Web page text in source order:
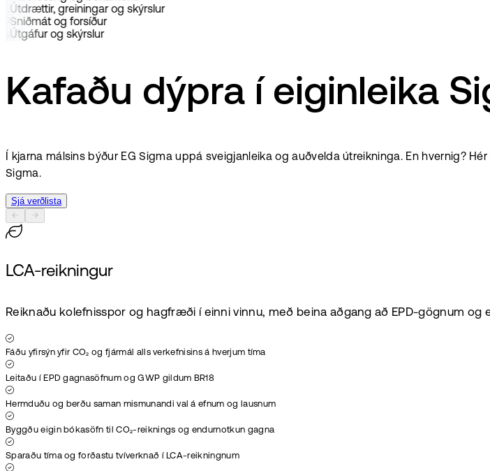
Útdrættir, greiningar og skýrslur
Sniðmát og forsíður
Útgáfur og skýrslur
Kafaðu dýpra í eiginleika
Í kjarna málsins býður EG Sigma uppá sveigjanleika og auðvelda útreikninga. En hvernig?
Sigma.
Sjá verðlista
LCA-reikningur
Reiknaðu kolefnisspor og hagfræði í einni vinnu, með beina aðgang að EPD-gögnum og
Fáðu yfirsýn yfir CO₂ og fjármál alls verkefnisins á hverjum tíma
Leitaðu í EPD gagnasöfnum og GWP gildum BR18
Hermduðu og berðu saman mismunandi val á efnum og lausnum
Byggðu eigin bókasöfn til CO₂-reiknings og endurnotkun gagna
Sparaðu tíma og forðastu tvíverknað í LCA-reikningnum